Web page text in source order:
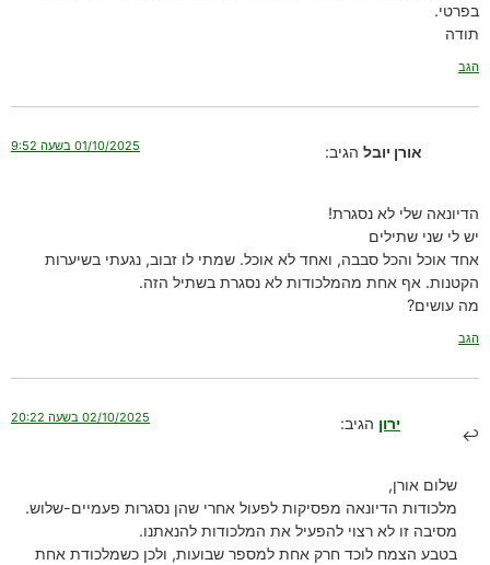
בפרטי.
תודה
הגב
אורן יובל הגיב: 01/10/2025 בשעה 9:52
הדיונאה שלי לא נסגרת!
יש לי שני שתילים
אחד אוכל והכל סבבה, ואחד לא אוכל. שמתי לו זבוב, נגעתי בשיערות
הקטנות. אף אחת מהמלכודות לא נסגרת בשתיל הזה.
מה עושים?
הגב
ירון הגיב: 02/10/2025 בשעה 20:22
שלום אורן,
מלכודות הדיונאה מפסיקות לפעול אחרי שהן נסגרות פעמיים-שלוש.
מסיבה זו לא רצוי להפעיל את המלכודות להנאתנו.
בטבע הצמח לוכד חרק אחת למספר שבועות, ולכן כשמלכודת אחת